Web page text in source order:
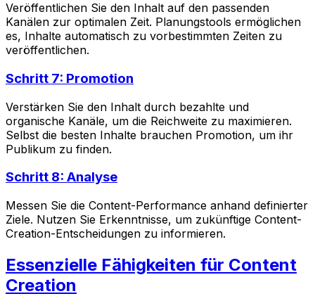
Veröffentlichen Sie den Inhalt auf den passenden
Kanälen zur optimalen Zeit. Planungstools ermöglichen
es, Inhalte automatisch zu vorbestimmten Zeiten zu
veröffentlichen.
Schritt 7: Promotion
Verstärken Sie den Inhalt durch bezahlte und
organische Kanäle, um die Reichweite zu maximieren.
Selbst die besten Inhalte brauchen Promotion, um ihr
Publikum zu finden.
Schritt 8: Analyse
Messen Sie die Content-Performance anhand definierter
Ziele. Nutzen Sie Erkenntnisse, um zukünftige Content-
Creation-Entscheidungen zu informieren.
Essenzielle Fähigkeiten für Content
Creation